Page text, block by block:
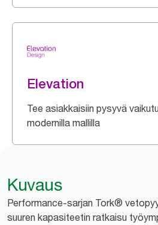
Elevation
Tee asiakkaisiin pysyvä
modernilla mallilla
Kuvaus
Performance-sarjan Tork®
suuren kapasiteetin ratkaisu